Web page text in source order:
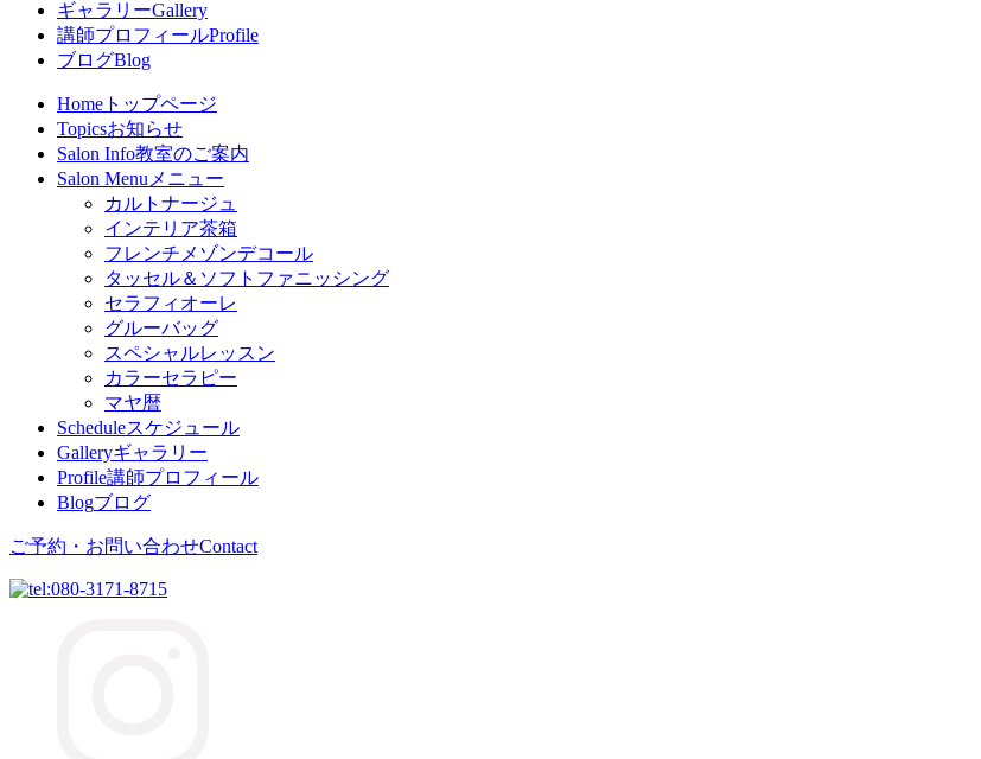
ギャラリーGallery
講師プロフィールProfile
ブログBlog
Home トップページ
Topicsお知らせ
Salon Info教室のご案内
Salon Menu メニュー
カルトナージュ
インテリア茶箱
フレンチメゾンデコール
タッセル＆ソフトファニッシング
セラフィオーレ
グルーバッグ
スペシャルレッスン
カラーセラピー
マヤ暦
Scheduleスケジュール
Galleryギャラリー
Profile講師プロフィール
Blogブログ
ご予約・お問い合わせContact